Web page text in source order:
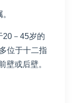
20－45岁的
位于十二指
壁或后壁。